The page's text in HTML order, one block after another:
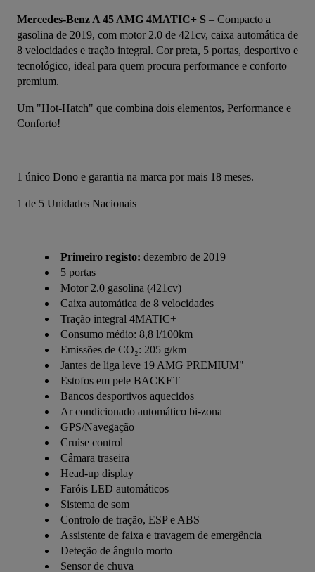
Mercedes-Benz A 45 AMG 4MATIC+ S – Compacto a
gasolina de 2019, com motor 2.0 de 421cv, caixa automática de
8 velocidades e tração integral. Cor preta, 5 portas, desportivo e
tecnológico, ideal para quem procura performance e conforto
premium.
Um "Hot-Hatch" que combina dois elementos, Performance e
Conforto!
1 único Dono e garantia na marca por mais 18 meses.
1 de 5 Unidades Nacionais
Primeiro registo: dezembro de 2019
5 portas
Motor 2.0 gasolina (421cv)
Caixa automática de 8 velocidades
Tração integral 4MATIC+
Consumo médio: 8,8 l/100km
Emissões de CO₂: 205 g/km
Jantes de liga leve 19 AMG PREMIUM"
Estofos em pele BACKET
Bancos desportivos aquecidos
Ar condicionado automático bi-zona
GPS/Navegação
Cruise control
Câmara traseira
Head-up display
Faróis LED automáticos
Sistema de som
Controlo de tração, ESP e ABS
Assistente de faixa e travagem de emergência
Deteção de ângulo morto
Sensor de chuva